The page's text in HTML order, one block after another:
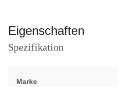
Eigenschaften
Spezifikation
Marke